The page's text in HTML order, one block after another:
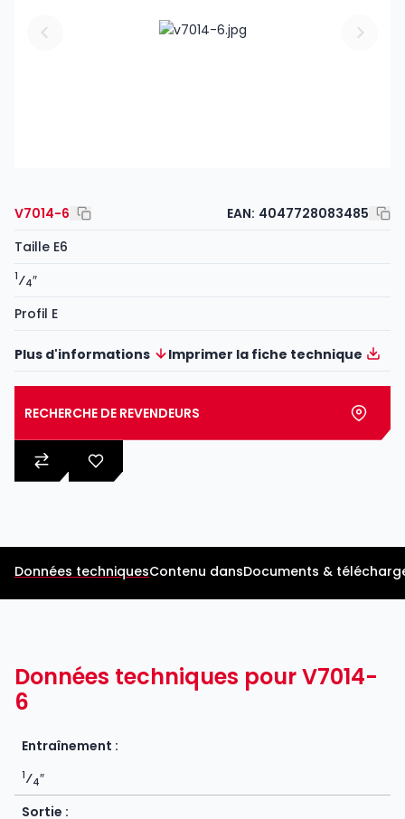
V7014-6 EAN: 4047728083485
Taille E6
1⁄4″
Profil E
Plus d'informations Imprimer la fiche technique
RECHERCHE DE REVENDEURS
Données techniquesContenu dansDocuments &
Données techniques pour V7014-
6
Entraînement :
1⁄4″
Sortie :